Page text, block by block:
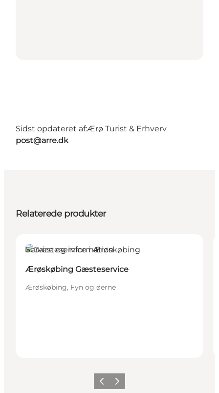
Sidst opdateret af:Ærø Turist & Erhverv
post@arre.dk
Relaterede produkter
Service og information
Ærøskøbing Gæsteservice
Ærøskøbing, Fyn og øerne
ForrigeNæste